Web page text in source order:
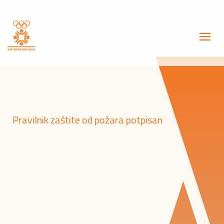
Pravilnik zaštite od požara potpisan